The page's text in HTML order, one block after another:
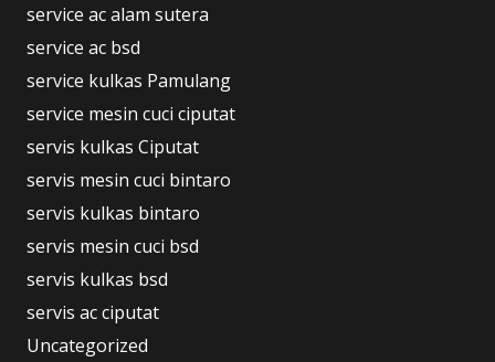
service ac alam sutera
service ac bsd
service kulkas Pamulang
service mesin cuci ciputat
servis kulkas Ciputat
servis mesin cuci bintaro
servis kulkas bintaro
servis mesin cuci bsd
servis kulkas bsd
servis ac ciputat
Uncategorized